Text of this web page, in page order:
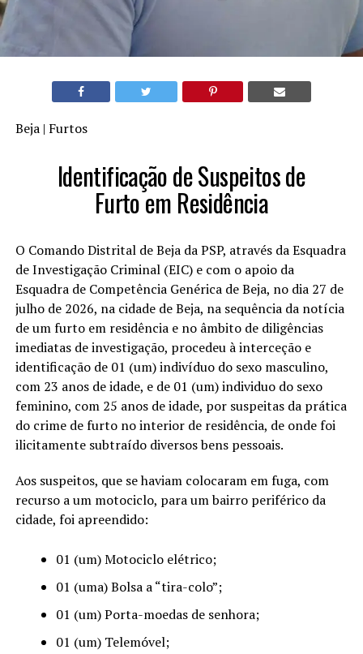
Beja | Furtos
Identificação de Suspeitos de
Furto em Residência
O Comando Distrital de Beja da PSP, através da Esquadra
de Investigação Criminal (EIC) e com o apoio da
Esquadra de Competência Genérica de Beja, no dia 27 de
julho de 2026, na cidade de Beja, na sequência da notícia
de um furto em residência e no âmbito de diligências
imediatas de investigação, procedeu à interceção e
identificação de 01 (um) indivíduo do sexo masculino,
com 23 anos de idade, e de 01 (um) individuo do sexo
feminino, com 25 anos de idade, por suspeitas da prática
do crime de furto no interior de residência, de onde foi
ilicitamente subtraído diversos bens pessoais.
Aos suspeitos, que se haviam colocaram em fuga, com
recurso a um motociclo, para um bairro periférico da
cidade, foi apreendido:
01 (um) Motociclo elétrico;
01 (uma) Bolsa a “tira-colo”;
01 (um) Porta-moedas de senhora;
01 (um) Telemóvel;